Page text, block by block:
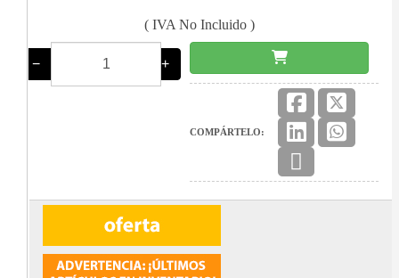
( IVA No Incluido )
− +
COMPÁRTELO: